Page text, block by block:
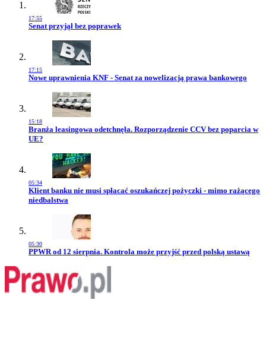
17:55
Przejdź do artykułu:
Senat przyjął bez poprawek
17:15
Przejdź do artykułu:
Nowe uprawnienia KNF - Senat za nowelizacją prawa bankowego
15:18
Przejdź do artykułu:
Branża leasingowa odetchnęła. Rozporządzenie CCV bez poparcia w
UE?
05:34
Przejdź do artykułu:
Klient banku nie musi spłacać oszukańczej pożyczki - mimo rażącego
niedbalstwa
05:30
Przejdź do artykułu:
PPWR od 12 sierpnia. Kontrola może przyjść przed polską ustawą